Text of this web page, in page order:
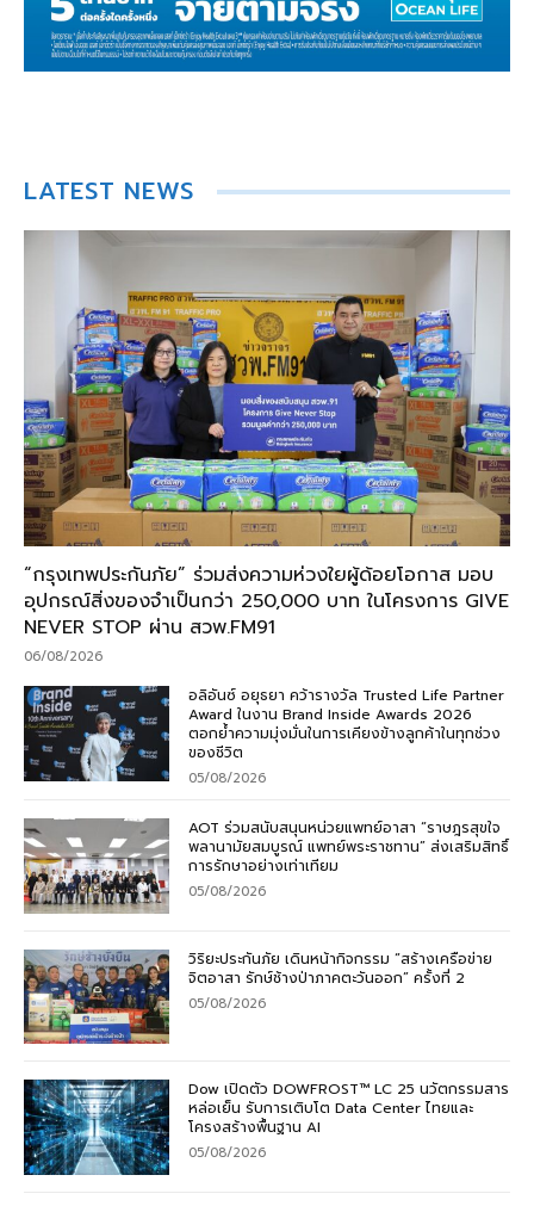
LATEST NEWS
“กรุงเทพประกันภัย” ร่วมส่งความห่วงใยผู้ด้อยโอกาส มอบ
อุปกรณ์สิ่งของจำเป็นกว่า 250,000 บาท ในโครงการ GIVE
NEVER STOP ผ่าน สวพ.FM91
06/08/2026
อลิอันซ์ อยุธยา คว้ารางวัล Trusted Life Partner
Award ในงาน Brand Inside Awards 2026
ตอกย้ำความมุ่งมั่นในการเคียงข้างลูกค้าในทุกช่วง
ของชีวิต
05/08/2026
AOT ร่วมสนับสนุนหน่วยแพทย์อาสา “ราษฎรสุขใจ
พลานามัยสมบูรณ์ แพทย์พระราชทาน” ส่งเสริมสิทธิ์
การรักษาอย่างเท่าเทียม
05/08/2026
วิริยะประกันภัย เดินหน้ากิจกรรม “สร้างเครือข่าย
จิตอาสา รักษ์ช้างป่าภาคตะวันออก” ครั้งที่ 2
05/08/2026
Dow เปิดตัว DOWFROST™ LC 25 นวัตกรรมสาร
หล่อเย็น รับการเติบโต Data Center ไทยและ
โครงสร้างพื้นฐาน AI
05/08/2026